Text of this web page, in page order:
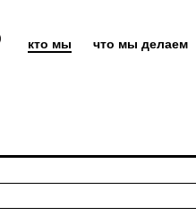
кто мы что мы делаем